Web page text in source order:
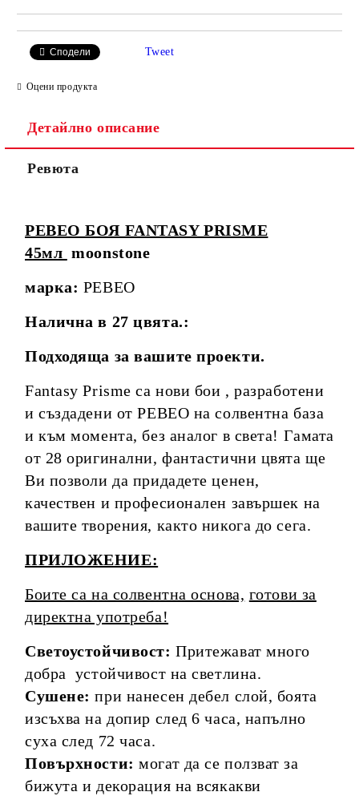
Сподели Tweet
Оцени продукта
Детайлно описание
Ревюта
PEBEO БОЯ FANTASY PRISME
45мл moonstone
марка: PEBEO
Налична в 27 цвята.:
Подходяща за вашите проекти.
Fantasy Prisme са нови бои , разработени
и създадени от РЕВЕО на солвентна база
и към момента, без аналог в света! Гамата
от 28 оригинални, фантастични цвята ще
Ви позволи да придадете ценен,
качествен и професионален завършек на
вашите творения, както никога до сега.
ПРИЛОЖЕНИЕ:
Боите са на солвентна основа, готови за
директна употреба!
Светоустойчивост: Притежават много
добра устойчивост на светлина.
Сушене: при нанесен дебел слой, боята
изсъхва на допир след 6 часа, напълно
суха след 72 часа.
Повърхности: могат да се ползват за
бижута и декорация на всякакви